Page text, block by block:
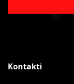
Kontakti